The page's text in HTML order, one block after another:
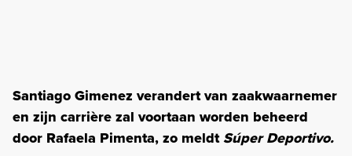
Santiago Gimenez verandert van zaakwaarnemer
en zijn carrière zal voortaan worden beheerd
door Rafaela Pimenta, zo meldtSúper Deportivo.